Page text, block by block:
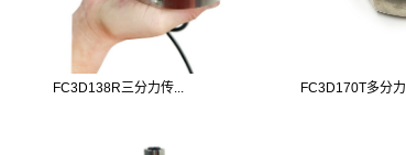
FC3D138R三分力传... FC3D170T多分